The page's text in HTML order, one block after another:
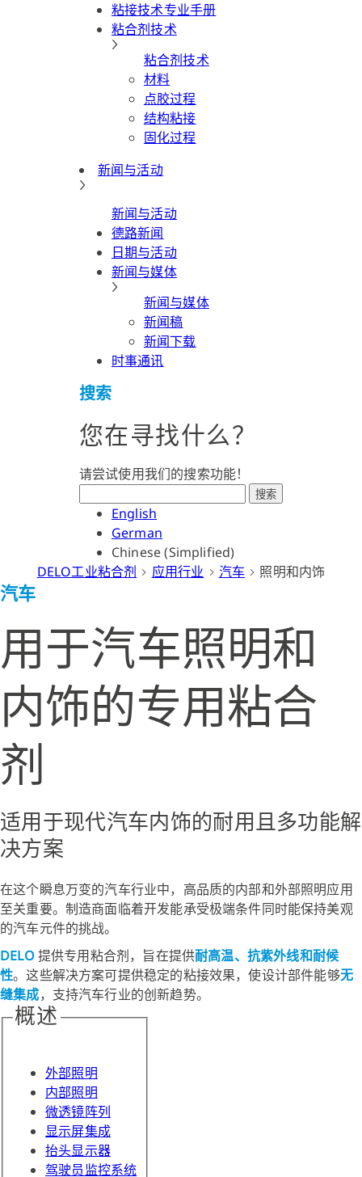
粘接技术专业手册
粘合剂技术
粘合剂技术
材料
点胶过程
结构粘接
固化过程
新闻与活动
新闻与活动
德路新闻
日期与活动
新闻与媒体
新闻与媒体
新闻稿
新闻下载
时事通讯
搜索
您在寻找什么？
请尝试使用我们的搜索功能！
搜索
English
German
Chinese (Simplified)
DELO工业粘合剂
应用行业 汽车 照明和内饰
汽车
用于汽车照明和
内饰的专用粘合
剂
适用于现代汽车内饰的耐用且多功能解
决方案
在这个瞬息万变的汽车行业中，高品质的内部和外部照明应用
至关重要。制造商面临着开发能承受极端条件同时能保持美观
的汽车元件的挑战。
DELO提供专用粘合剂，旨在提供耐高温、抗紫外线和耐候
性。这些解决方案可提供稳定的粘接效果，使设计部件能够无
缝集成，支持汽车行业的创新趋势。
概述
外部照明
内部照明
微透镜阵列
显示屏集成
抬头显示器
驾驶员监控系统